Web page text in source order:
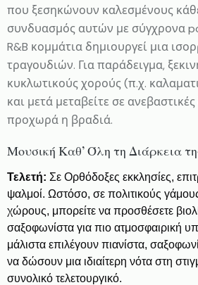
που ξεσηκώνουν καλεσμένους
συνδυασμός αυτών με σύγχρονα
R&B κομμάτια δημιουργεί μια
τραγουδιών. Για παράδειγμα,
κυκλωτικούς χορούς (π.χ.
και μετά μεταβείτε σε
προχωρά η βραδιά.
Μουσική Καθ’ Όλη τη Διάρκεια
Τελετή: Σε Ορθόδοξες εκκλησίες,
ψαλμοί. Ωστόσο, σε πολιτικούς
χώρους, μπορείτε να προσθέσετε
σαξοφωνίστα για πιο ατμοσφαιρική
μάλιστα επιλέγουν πιανίστα,
να δώσουν μια ιδιαίτερη νότα στη
συνολικό τελετουργικό.